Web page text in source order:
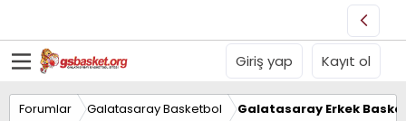
Giriş yap Kayıt ol
Forumlar Galatasaray Basketbol Galatasaray Erkek